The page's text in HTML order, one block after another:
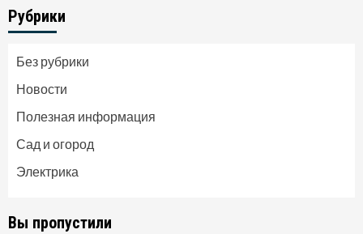
Рубрики
Без рубрики
Новости
Полезная информация
Сад и огород
Электрика
Вы пропустили